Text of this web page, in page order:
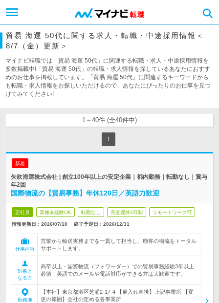
貿易 海運 50代に関する求人・転職・中途採用情報＜
8/7（金）更新＞
マイナビ転職では「貿易 海運 50代」に関連する転職・求人・中途採用情報を
多数掲載中!「貿易 海運 50代」の転職・求人情報を探しているあなたにおすす
めのお仕事を掲載しています。「貿易 海運 50代」に関連するキーワードから
も転職・求人情報をお探しいただけるので、あなたにぴったりのお仕事を見つ
けてみてください!
1～40件 (全40件中)
1
新着
矢吹海運株式会社 | 創立100年以上の安定企業｜都内勤務｜転勤なし｜賞与
年2回
国際物流の【貿易事務】年休120日／英語力歓迎
正社員 業種未経験OK 転勤なし 完全週休2日制 リモートワーク可
情報更新日：2026/07/10 終了予定日： 2026/12/31
仕事内容
営業から輸送実務までを一貫して担当し、顧客の物流をトータル
サポートします。
対象と
なる方
高卒以上・国際物流（フォワーダー）での貿易事務経験3年以上
必須！英語でのメールや電話対応ができる方は大歓迎です。
勤務地
【本社】東京都港区芝浦2-17-4 【雇入れ直後】上記事業所 【変
更の範囲】会社の定める各事業所